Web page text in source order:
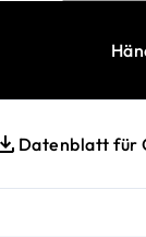
Datenblatt für